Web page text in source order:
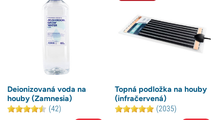
Deionizovaná voda na
houby (Zamnesia)
(42)
Topná podložka na houby
(infračervená)
(2035)